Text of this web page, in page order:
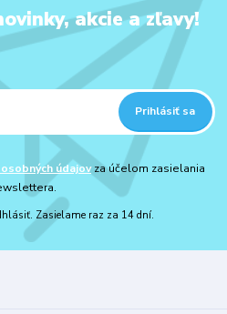
akcie a zľavy!
Prihlásiť sa
údajovza účelom zasielania
Zasielame raz za 14 dní.